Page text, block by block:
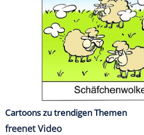
Cartoons zu trendigen Themen
freenet Video